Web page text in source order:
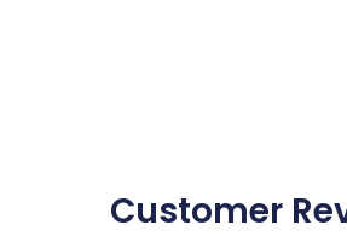
Customer